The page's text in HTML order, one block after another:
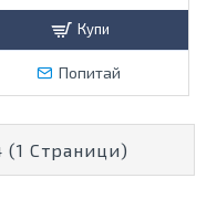
Купи
Попитай
(1 Страници)